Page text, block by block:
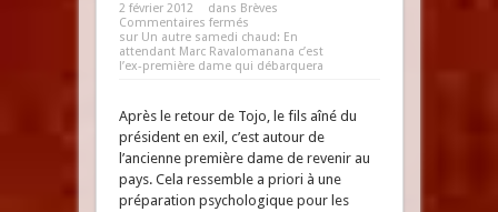
2 février 2012 dans Brèves
Commentaires fermés
sur Un autre samedi chaud: En
attendant Marc Ravalomanana c’est
l’ex-première dame qui débarquera
Après le retour de Tojo, le fils aîné du
président en exil, c’est autour de
l’ancienne première dame de revenir au
pays. Cela ressemble a priori à une
préparation psychologique pour les